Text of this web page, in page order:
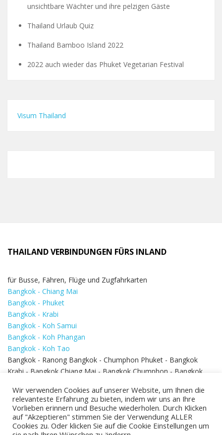
unsichtbare Wächter und ihre pelzigen Gäste
Thailand Urlaub Quiz
Thailand Bamboo Island 2022
2022 auch wieder das Phuket Vegetarian Festival
Visum Thailand
THAILAND VERBINDUNGEN FÜRS INLAND
für Busse, Fähren, Flüge und Zugfahrkarten
Bangkok - Chiang Mai
Bangkok - Phuket
Bangkok - Krabi
Bangkok - Koh Samui
Bangkok - Koh Phangan
Bangkok - Koh Tao
Bangkok - Ranong Bangkok - Chumphon Phuket - Bangkok
Krabi - Bangkok Chiang Mai - Bangkok Chumphon - Bangkok
Bangkok - Hua Hin
Wir verwenden Cookies auf unserer Website, um Ihnen die
relevanteste Erfahrung zu bieten, indem wir uns an Ihre
Vorlieben erinnern und Besuche wiederholen. Durch Klicken
auf "Akzeptieren" stimmen Sie der Verwendung ALLER
Cookies zu. Oder klicken Sie auf die Cookie Einstellungen um